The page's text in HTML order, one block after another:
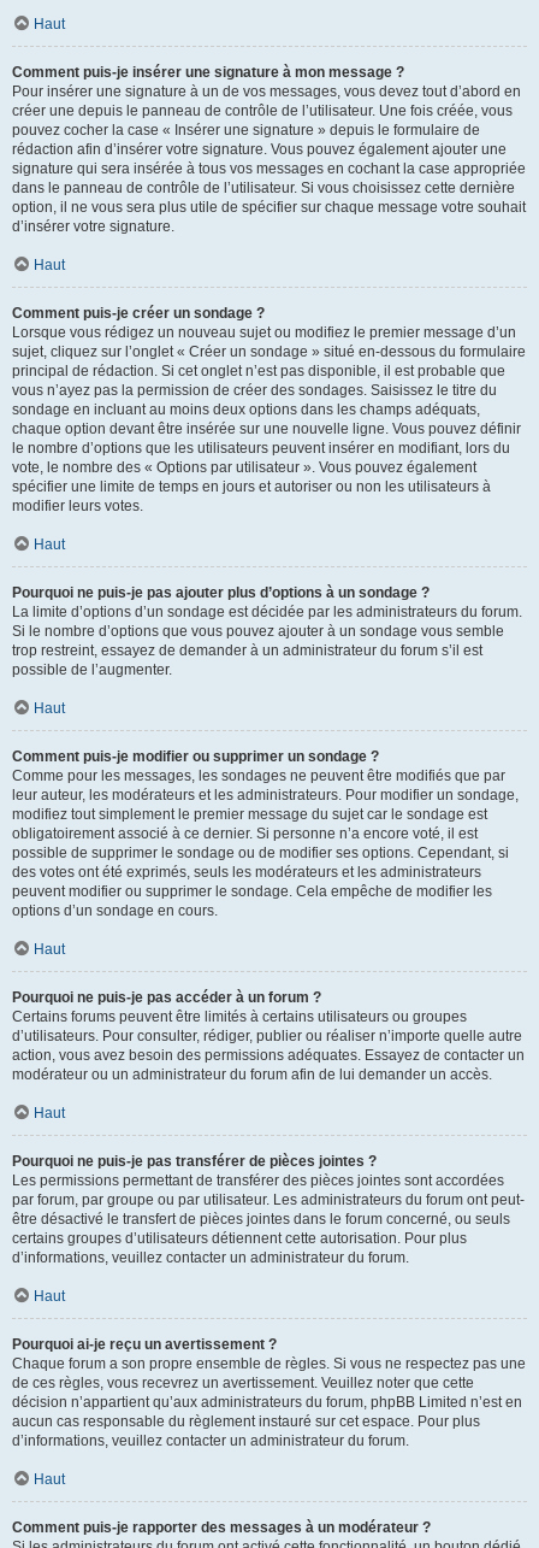
Haut
Comment puis-je insérer une signature à mon message ?
Pour insérer une signature à un de vos messages, vous devez tout d’abord en
créer une depuis le panneau de contrôle de l’utilisateur. Une fois créée, vous
pouvez cocher la case « Insérer une signature » depuis le formulaire de
rédaction afin d’insérer votre signature. Vous pouvez également ajouter une
signature qui sera insérée à tous vos messages en cochant la case appropriée
dans le panneau de contrôle de l’utilisateur. Si vous choisissez cette dernière
option, il ne vous sera plus utile de spécifier sur chaque message votre souhait
d’insérer votre signature.
Haut
Comment puis-je créer un sondage ?
Lorsque vous rédigez un nouveau sujet ou modifiez le premier message d’un
sujet, cliquez sur l’onglet « Créer un sondage » situé en-dessous du formulaire
principal de rédaction. Si cet onglet n’est pas disponible, il est probable que
vous n’ayez pas la permission de créer des sondages. Saisissez le titre du
sondage en incluant au moins deux options dans les champs adéquats,
chaque option devant être insérée sur une nouvelle ligne. Vous pouvez définir
le nombre d’options que les utilisateurs peuvent insérer en modifiant, lors du
vote, le nombre des « Options par utilisateur ». Vous pouvez également
spécifier une limite de temps en jours et autoriser ou non les utilisateurs à
modifier leurs votes.
Haut
Pourquoi ne puis-je pas ajouter plus d’options à un sondage ?
La limite d’options d’un sondage est décidée par les administrateurs du forum.
Si le nombre d’options que vous pouvez ajouter à un sondage vous semble
trop restreint, essayez de demander à un administrateur du forum s’il est
possible de l’augmenter.
Haut
Comment puis-je modifier ou supprimer un sondage ?
Comme pour les messages, les sondages ne peuvent être modifiés que par
leur auteur, les modérateurs et les administrateurs. Pour modifier un sondage,
modifiez tout simplement le premier message du sujet car le sondage est
obligatoirement associé à ce dernier. Si personne n’a encore voté, il est
possible de supprimer le sondage ou de modifier ses options. Cependant, si
des votes ont été exprimés, seuls les modérateurs et les administrateurs
peuvent modifier ou supprimer le sondage. Cela empêche de modifier les
options d’un sondage en cours.
Haut
Pourquoi ne puis-je pas accéder à un forum ?
Certains forums peuvent être limités à certains utilisateurs ou groupes
d’utilisateurs. Pour consulter, rédiger, publier ou réaliser n’importe quelle autre
action, vous avez besoin des permissions adéquates. Essayez de contacter un
modérateur ou un administrateur du forum afin de lui demander un accès.
Haut
Pourquoi ne puis-je pas transférer de pièces jointes ?
Les permissions permettant de transférer des pièces jointes sont accordées
par forum, par groupe ou par utilisateur. Les administrateurs du forum ont peut-
être désactivé le transfert de pièces jointes dans le forum concerné, ou seuls
certains groupes d’utilisateurs détiennent cette autorisation. Pour plus
d’informations, veuillez contacter un administrateur du forum.
Haut
Pourquoi ai-je reçu un avertissement ?
Chaque forum a son propre ensemble de règles. Si vous ne respectez pas une
de ces règles, vous recevrez un avertissement. Veuillez noter que cette
décision n’appartient qu’aux administrateurs du forum, phpBB Limited n’est en
aucun cas responsable du règlement instauré sur cet espace. Pour plus
d’informations, veuillez contacter un administrateur du forum.
Haut
Comment puis-je rapporter des messages à un modérateur ?